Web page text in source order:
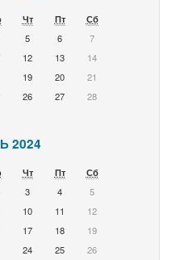
Чт Пт
Сб
5 6
7
12 13
14
19 20
21
26 27
28
2024
Чт Пт
Сб
3 4
5
10 11
12
17 18
19
24 25 26